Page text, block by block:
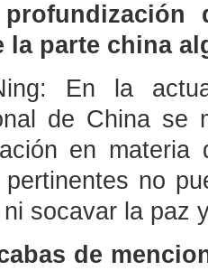
la parte china
En la
de China se
en materia
no
socavar la paz
de